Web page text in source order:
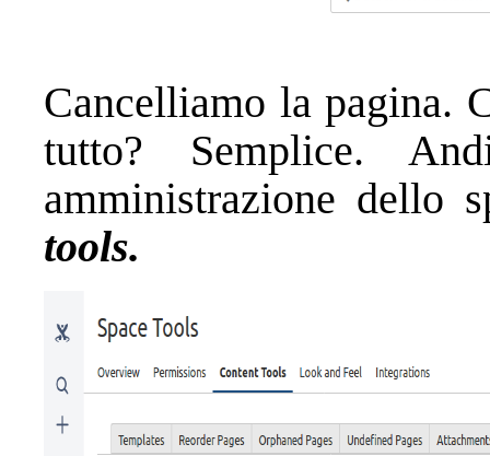
Cancelliamo la pagina.
tutto? Semplice.
amministrazione dello
tools.